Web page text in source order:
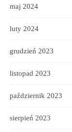
maj 2024
luty 2024
grudzień 2023
listopad 2023
październik 2023
sierpień 2023